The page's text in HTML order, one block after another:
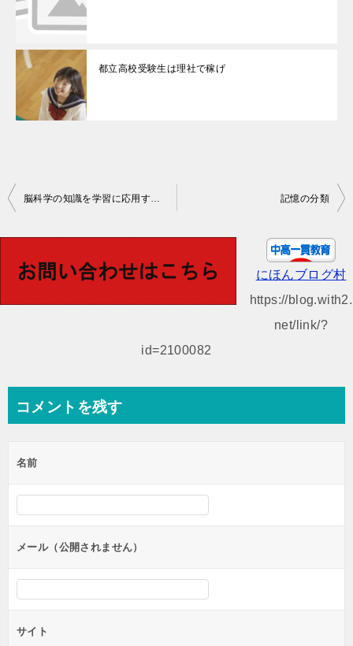
都立高校受験生は理社で稼げ
投
ビ
脳科学の知識を学習に応用すると人より半歩先に行けるかも？ 記憶の分類
にほんブログ村
https://blog.with2.
net/link/?
id=2100082
コメントを残す
名前
メール（公開されません）
サイト